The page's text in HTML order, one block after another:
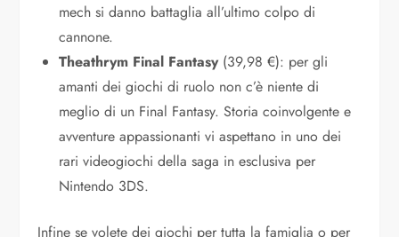
mech si danno battaglia all’ultimo colpo di
cannone.
Theathrym Final Fantasy(39,98 €): per gli
amanti dei giochi di ruolo non c’è niente di
meglio di un Final Fantasy. Storia coinvolgente e
avventure appassionanti vi aspettano in uno dei
rari videogiochi della saga in esclusiva per
Nintendo 3DS.
Infine se volete dei giochi per tutta la famiglia o per